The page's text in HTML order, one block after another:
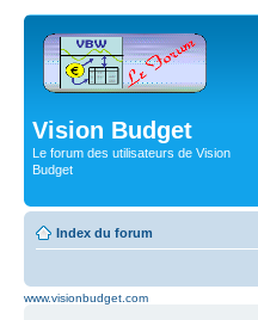
Vision Budget
Le forum des utilisateurs de Vision
Budget
Index du forum
www.visionbudget.com